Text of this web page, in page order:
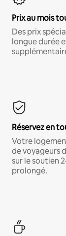
Prix au mois
Des prix
longue durée
Réservez en
Votre
de voyageurs
sur le soutien
prolongé.